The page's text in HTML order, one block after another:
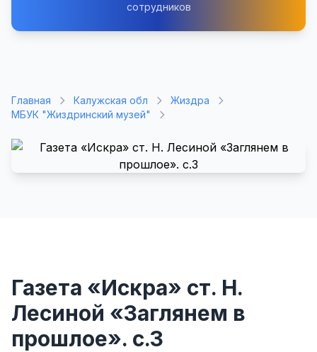
сотрудников
Главная Калужская обл
Жиздра
МБУК "Жиздринский музей"
Газета «Искра» ст. Н.
Лесиной «Заглянем в
прошлое». с.3